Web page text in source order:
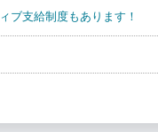
ブ支給制度もあります！